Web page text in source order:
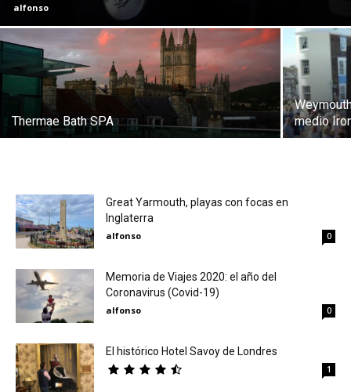
alfonso
Thermae Bath SPA
medio
Great Yarmouth, playas con focas en
Inglaterra
alfonso 0
Memoria de Viajes 2020: el año del
Coronavirus (Covid-19)
alfonso 0
El histórico Hotel Savoy de Londres
1